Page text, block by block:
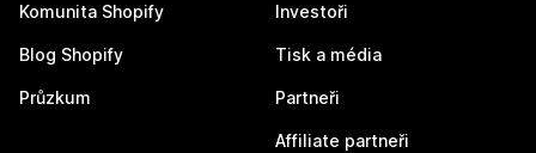
Komunita Shopify
Blog Shopify
Průzkum
Investoři
Tisk a média
Partneři
Affiliate partneři